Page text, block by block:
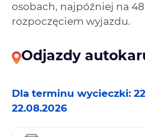
osobach, najpóźniej na
rozpoczęciem wyjazdu.
Odjazdy
Dla terminu wycieczki:
22.08.2026